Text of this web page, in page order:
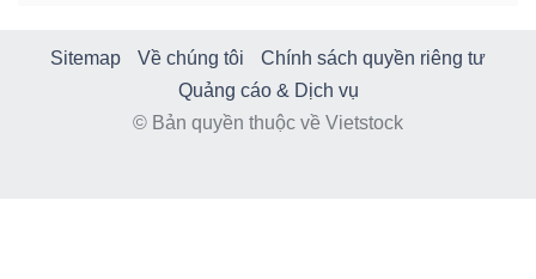
Sitemap Về chúng tôi
Chính sách quyền riêng tư
Quảng cáo & Dịch vụ
© Bản quyền thuộc về Vietstock